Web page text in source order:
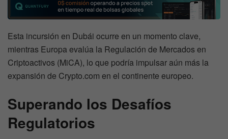
Esta incursión en Dubái ocurre en un momento clave,
mientras Europa evalúa la Regulación de Mercados en
Criptoactivos (MiCA), lo que podría impulsar aún más la
expansión de Crypto.com en el continente europeo.
Superando los Desafíos
Regulatorios